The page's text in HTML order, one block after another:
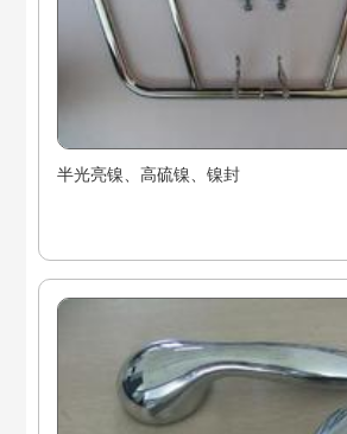
半光亮镍、高硫镍、镍封